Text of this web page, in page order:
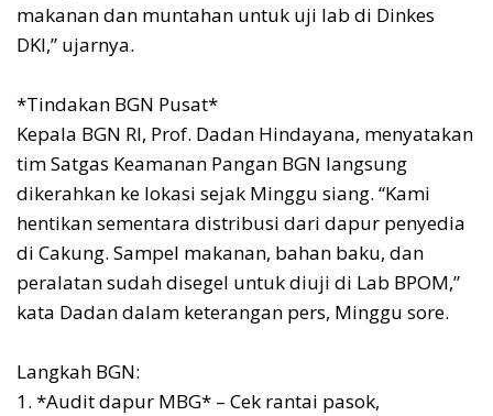
makanan dan muntahan untuk uji lab di Dinkes
DKI,” ujarnya.
*Tindakan BGN Pusat*
Kepala BGN RI, Prof. Dadan Hindayana, menyatakan
tim Satgas Keamanan Pangan BGN langsung
dikerahkan ke lokasi sejak Minggu siang. “Kami
hentikan sementara distribusi dari dapur penyedia
di Cakung. Sampel makanan, bahan baku, dan
peralatan sudah disegel untuk diuji di Lab BPOM,”
kata Dadan dalam keterangan pers, Minggu sore.
Langkah BGN:
1. *Audit dapur MBG* – Cek rantai pasok,